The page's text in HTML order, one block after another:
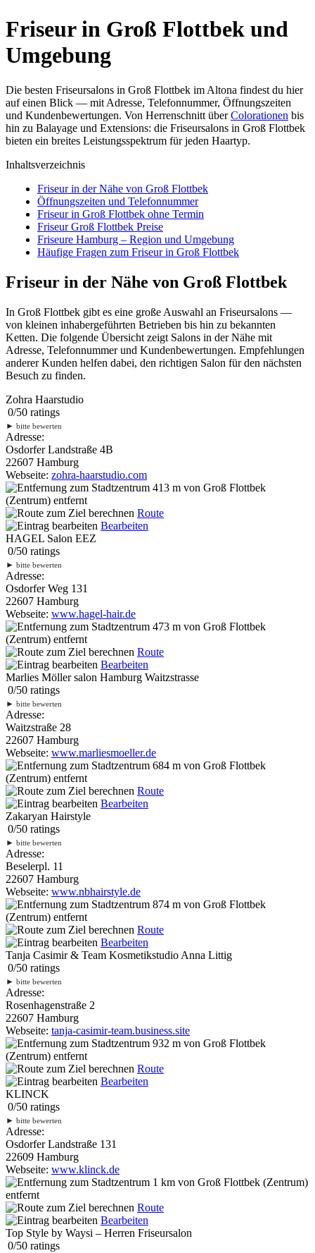
Friseur in Groß Flottbek und
Umgebung
Die besten Friseursalons in Groß Flottbek im Altona findest du hier
auf einen Blick — mit Adresse, Telefonnummer, Öffnungszeiten
und Kundenbewertungen. Von Herrenschnitt überColorationen bis
hin zu Balayage und Extensions: die Friseursalons in Groß Flottbek
bieten ein breites Leistungsspektrum für jeden Haartyp.
Inhaltsverzeichnis
Friseur in der Nähe von Groß Flottbek
Öffnungszeiten und Telefonnummer
Friseur in Groß Flottbek ohne Termin
Friseur Groß Flottbek Preise
Friseure Hamburg – Region und Umgebung
Häufige Fragen zum Friseur in Groß Flottbek
Friseur in der Nähe von Groß Flottbek
In Groß Flottbek gibt es eine große Auswahl an Friseursalons —
von kleinen inhabergeführten Betrieben bis hin zu bekannten
Ketten. Die folgende Übersicht zeigt Salons in der Nähe mit
Adresse, Telefonnummer und Kundenbewertungen. Empfehlungen
anderer Kunden helfen dabei, den richtigen Salon für den nächsten
Besuch zu finden.
Zohra Haarstudio
0/50 ratings
► bitte bewerten
Adresse:
Osdorfer Landstraße 4B
22607 Hamburg
Webseite: zohra-haarstudio.com
413 m von Groß Flottbek
(Zentrum) entfernt
Route
Bearbeiten
HAGEL Salon EEZ
0/50 ratings
► bitte bewerten
Adresse:
Osdorfer Weg 131
22607 Hamburg
Webseite: www.hagel-hair.de
473 m von Groß Flottbek
(Zentrum) entfernt
Route
Bearbeiten
Marlies Möller salon Hamburg Waitzstrasse
0/50 ratings
► bitte bewerten
Adresse:
Waitzstraße 28
22607 Hamburg
Webseite: www.marliesmoeller.de
684 m von Groß Flottbek
(Zentrum) entfernt
Route
Bearbeiten
Zakaryan Hairstyle
0/50 ratings
► bitte bewerten
Adresse:
Beselerpl. 11
22607 Hamburg
Webseite: www.nbhairstyle.de
874 m von Groß Flottbek
(Zentrum) entfernt
Route
Bearbeiten
Tanja Casimir & Team Kosmetikstudio Anna Littig
0/50 ratings
► bitte bewerten
Adresse:
Rosenhagenstraße 2
22607 Hamburg
Webseite: tanja-casimir-team.business.site
932 m von Groß Flottbek
(Zentrum) entfernt
Route
Bearbeiten
KLINCK
0/50 ratings
► bitte bewerten
Adresse:
Osdorfer Landstraße 131
22609 Hamburg
Webseite: www.klinck.de
1 km von Groß Flottbek (Zentrum)
entfernt
Route
Bearbeiten
Top Style by Waysi – Herren Friseursalon
0/50 ratings